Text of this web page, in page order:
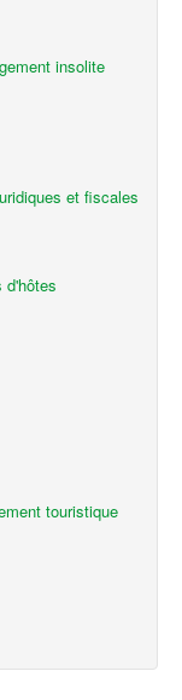
insolite
et fiscales
d'hôtes
touristique